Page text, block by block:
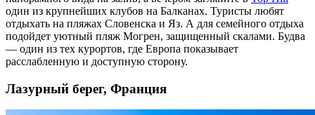
один из крупнейших клубов на Балканах. Туристы любят
отдыхать на пляжах Словенска и Яз. А для семейного отдыха
подойдет уютный пляж Могрен, защищенный скалами. Будва
— один из тех курортов, где Европа показывает
расслабленную и доступную сторону.
Лазурный берег, Франция